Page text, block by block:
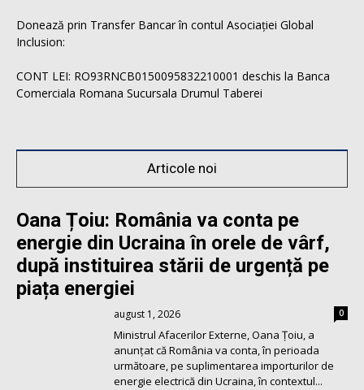
Donează prin Transfer Bancar în contul Asociației Global
Inclusion:
CONT LEI: RO93RNCB0150095832210001 deschis la Banca
Comerciala Romana Sucursala Drumul Taberei
Articole noi
Oana Țoiu: România va conta pe
energie din Ucraina în orele de vârf,
după instituirea stării de urgență pe
piața energiei
august 1, 2026 0
Ministrul Afacerilor Externe, Oana Țoiu, a
anunțat că România va conta, în perioada
următoare, pe suplimentarea importurilor de
energie electrică din Ucraina, în contextul...